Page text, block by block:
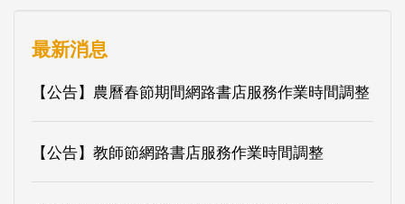
最新消息
【公告】農曆春節期間網路書店服務作業時間調整
【公告】教師節網路書店服務作業時間調整